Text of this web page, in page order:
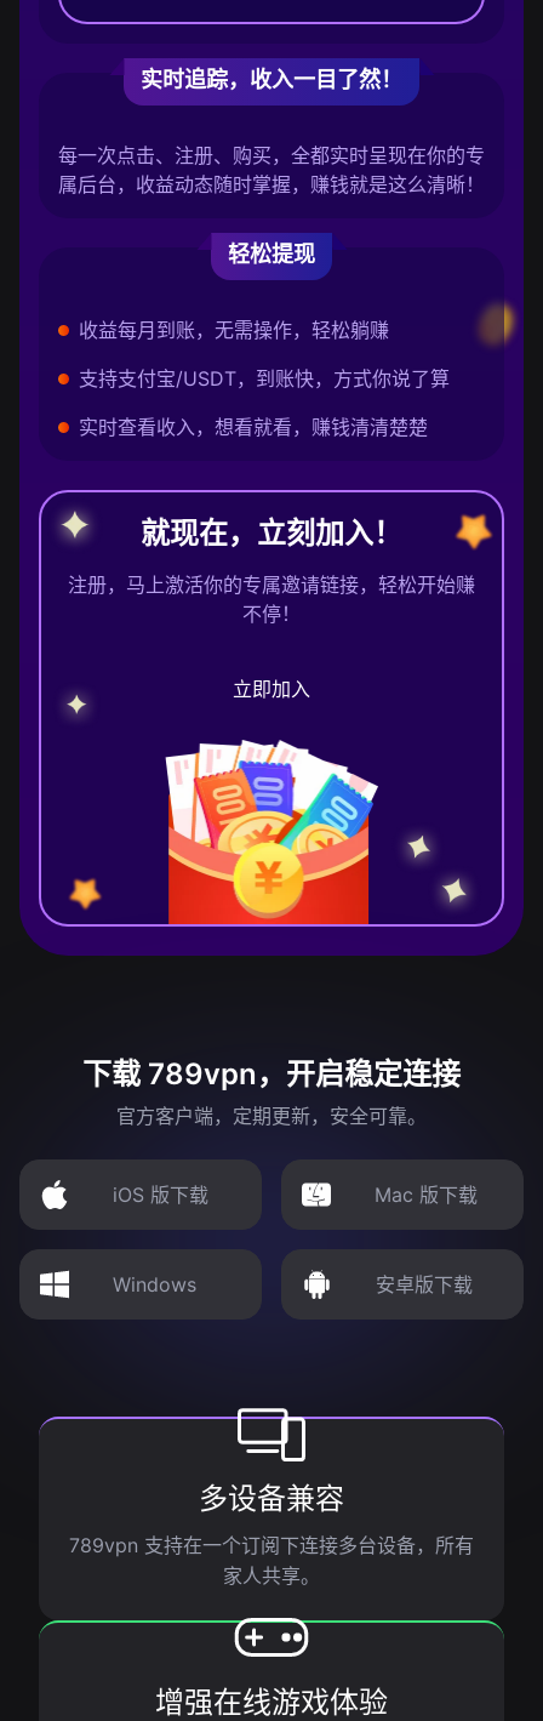
实时追踪，收入一目了然！
每一次点击、注册、购买，全都实时呈现在你的专
属后台，收益动态随时掌握，赚钱就是这么清晰！
轻松提现
收益每月到账，无需操作，轻松躺赚
支持支付宝/USDT，到账快，方式你说了算
实时查看收入，想看就看，赚钱清清楚楚
就现在，立刻加入！
注册，马上激活你的专属邀请链接，轻松开始赚
不停！
立即加入
下载 789vpn，开启稳定连接
官方客户端，定期更新，安全可靠。
iOS 版下载 Mac 版下载
Windows 安卓版下载
多设备兼容
789vpn 支持在一个订阅下连接多台设备，所有
家人共享。
增强在线游戏体验